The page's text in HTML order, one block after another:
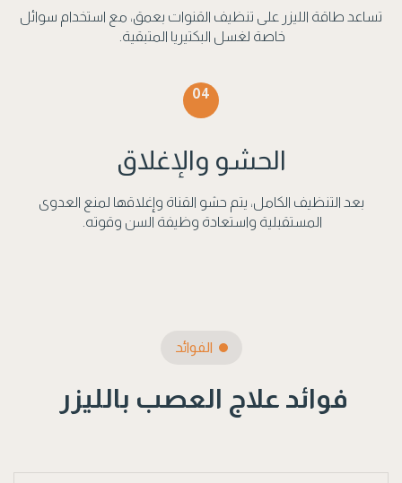
تساعد طاقة الليزر على تنظيف القنوات بعمق، مع استخدام سوائل
خاصة لغسل البكتيريا المتبقية.
04
الحشو والإغلاق
بعد التنظيف الكامل، يتم حشو القناة وإغلاقها لمنع العدوى
المستقبلية واستعادة وظيفة السن وقوته.
الفوائد
فوائد علاج العصب بالليزر